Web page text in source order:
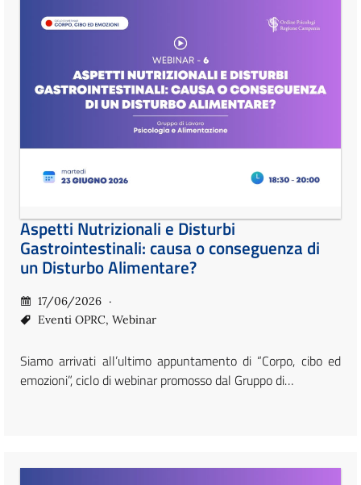
Aspetti Nutrizionali e Disturbi
Gastrointestinali: causa o conseguenza di
un Disturbo Alimentare?
17/06/2026
Eventi OPRC, Webinar
Siamo arrivati all’ultimo appuntamento di “Corpo, cibo ed
emozioni”, ciclo di webinar promosso dal Gruppo di…